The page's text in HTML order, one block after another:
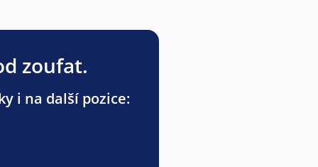
zoufat.
i na další pozice: